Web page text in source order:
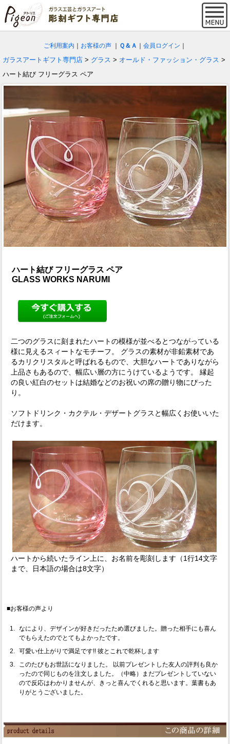
ご利用案内 お客様の声 Ｑ＆Ａ 会員ログイン
ガラスアートギフト専門店 > グラス > オールド・ファッション・グラス >
ハート結び フリーグラス ペア
ハート結び フリーグラス ペア
GLASS WORKS NARUMI
二つのグラスに刻まれたハートの模様が並べるとつながっている
様に見えるスィートなモチーフ。 グラスの素材が非鉛素材であ
るカリクリスタルと呼ばれるもので、大胆なハートでありながら
上品さもあるので、幅広い層の方にうけているようです。 縁起
の良い紅白のセットは結婚などのお祝いの席の贈り物にぴった
り。
ソフトドリンク・カクテル・デザートグラスと幅広くお使いいた
だけます。
ハートから続いたライン上に、お名前を彫刻します（1行14文字
まで、日本語の場合は8文字）
■お客様の声より
なにより、デザインが好きだったため選びました。贈った相手にも喜ん
でもらえたのでとてもよかったです。
可愛い仕上がりで満足です!! 彼とこれで乾杯します
このたびもお世話になりました。 以前プレゼントした友人の評判も良か
ったので同じものを注文しました。（中略）まだプレゼントしていない
ので反応はわかりませんが、きっと喜んでくれると思います。葉書もあ
りがとうございました。